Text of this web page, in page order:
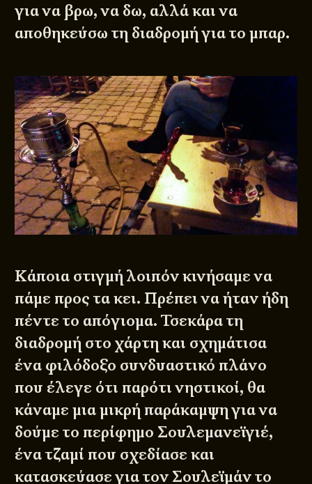
για να βρω, να δω, αλλά και να
αποθηκεύσω τη διαδρομή για το μπαρ.
Κάποια στιγμή λοιπόν κινήσαμε να
πάμε προς τα κει. Πρέπει να ήταν ήδη
πέντε το απόγιομα. Τσεκάρα τη
διαδρομή στο χάρτη και σχημάτισα
ένα φιλόδοξο συνδυαστικό πλάνο
που έλεγε ότι παρότι νηστικοί, θα
κάναμε μια μικρή παράκαμψη για να
δούμε το περίφημο Σουλεμανεϊγιέ,
ένα τζαμί που σχεδίασε και
κατασκεύασε για τον Σουλεϊμάν το